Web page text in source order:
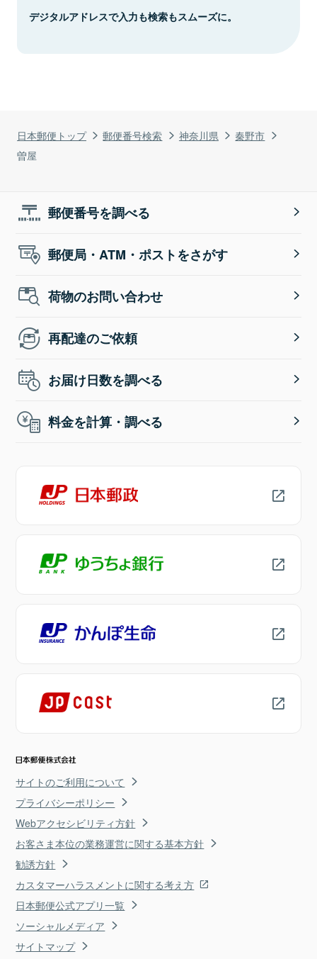
日本郵便トップ 郵便番号検索 神奈川県
秦野市
曽屋
デジタルアドレスで入力も検索もスムーズに。
郵便番号を調べる
郵便局・ATM・ポストをさがす
荷物のお問い合わせ
再配達のご依頼
お届け日数を調べる
料金を計算・調べる
サイトのご利用について
プライバシーポリシー
Webアクセシビリティ方針
お客さま本位の業務運営に関する基本方針
勧誘方針
カスタマーハラスメントに関する考え方
日本郵便公式アプリ一覧
ソーシャルメディア
サイトマップ